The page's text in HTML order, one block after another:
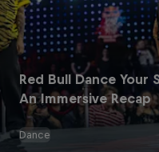
Red Bull Dance Your
An Immersive Recap
Dance